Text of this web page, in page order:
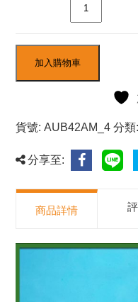
加入購物車
貨號:AUB42AM_4 分
分享至:
商品詳情